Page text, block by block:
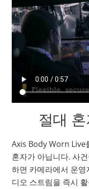
절대
Axis Body Worn Live
혼자가 아닙니다. 사
하면 카메라에서 운
디오 스트림을 즉시